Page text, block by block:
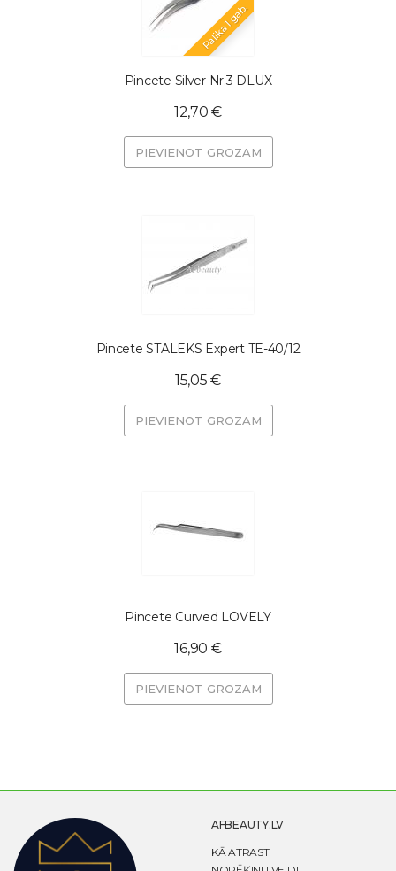
Palika 1 gab.
Pincete Silver Nr.3 DLUX
12,70 €
PIEVIENOT GROZAM
Pincete STALEKS Expert TE-40/12
15,05 €
PIEVIENOT GROZAM
Pincete Curved LOVELY
16,90 €
PIEVIENOT GROZAM
AFBEAUTY.LV
KĀ ATRAST